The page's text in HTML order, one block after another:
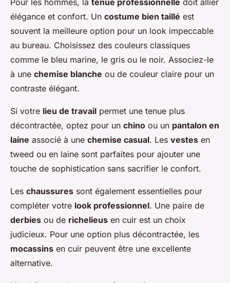
Pour les hommes, la tenue professionnelle doit allier
élégance et confort. Un costume bien taillé est
souvent la meilleure option pour un look impeccable
au bureau. Choisissez des couleurs classiques
comme le bleu marine, le gris ou le noir. Associez-le
à une chemise blanche ou de couleur claire pour un
contraste élégant.
Si votre lieu de travail permet une tenue plus
décontractée, optez pour un chino ou un pantalon en
laine associé à une chemise casual. Les vestes en
tweed ou en laine sont parfaites pour ajouter une
touche de sophistication sans sacrifier le confort.
Les chaussures sont également essentielles pour
compléter votre look professionnel. Une paire de
derbies ou de richelieus en cuir est un choix
judicieux. Pour une option plus décontractée, les
mocassins en cuir peuvent être une excellente
alternative.